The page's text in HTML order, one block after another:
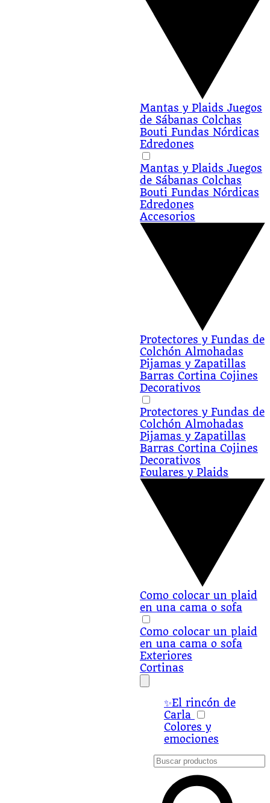
Mantas y Plaids Juegos
de Sábanas Colchas
Bouti Fundas Nórdicas
Edredones
Mantas y Plaids Juegos
de Sábanas Colchas
Bouti Fundas Nórdicas
Edredones
Accesorios
Protectores y Fundas de
Colchón Almohadas
Pijamas y Zapatillas
Barras Cortina Cojines
Decorativos
Protectores y Fundas de
Colchón Almohadas
Pijamas y Zapatillas
Barras Cortina Cojines
Decorativos
Foulares y Plaids
Como colocar un plaid
en una cama o sofa
Como colocar un plaid
en una cama o sofa
Exteriores
Cortinas
✨El rincón de
Carla
Colores y
emociones